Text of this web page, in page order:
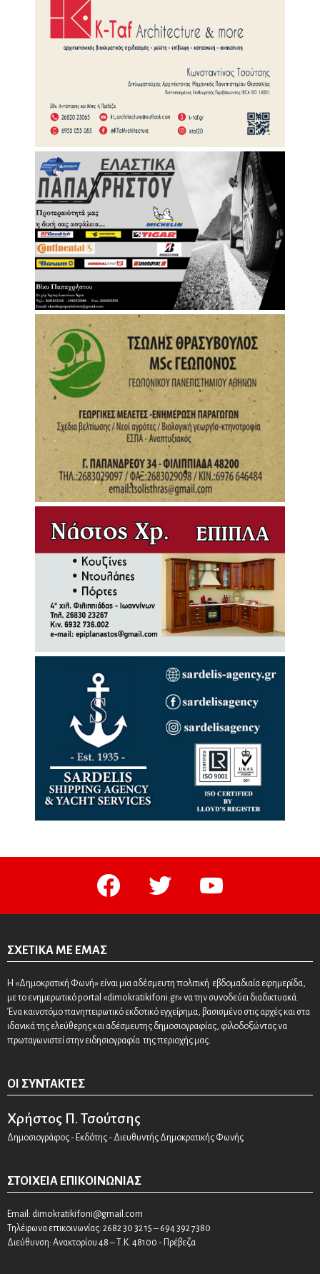
facebook twitter youtube
ΣΧΕΤΙΚΆ ΜΕ ΕΜΆΣ
Η «Δημοκρατική Φωνή» είναι μια αδέσμευτη πολιτική εβδομαδιαία εφημερίδα,
με το ενημερωτικό portal «dimokratikifoni.gr» να την συνοδεύει διαδικτυακά.
Ένα καινοτόμο πανηπειρωτικό εκδοτικό εγχείρημα, βασισμένο στις αρχές και στα
ιδανικά της ελεύθερης και αδέσμευτης δημοσιογραφίας, φιλοδοξώντας να
πρωταγωνιστεί στην ειδησιογραφία της περιοχής μας.
ΟΙ ΣΥΝΤΆΚΤΕΣ
Χρήστος Π. Τσούτσης
Δημοσιογράφος - Εκδότης - Διευθυντής Δημοκρατικής Φωνής
ΣΤΟΙΧΕΊΑ ΕΠΙΚΟΙΝΩΝΊΑΣ
Email: dimokratikifoni@gmail.com
Τηλέφωνα επικοινωνίας: 2682 30 32 15 – 694 392 7380
Διεύθυνση: Ανακτορίου 48 – Τ.Κ. 48100 - Πρέβεζα